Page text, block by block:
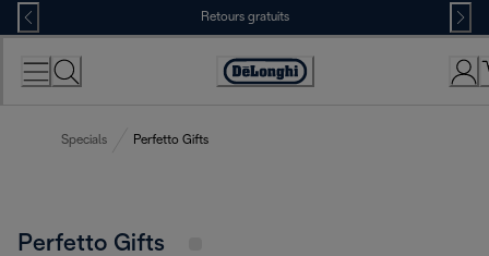
Skip
to
Content
Retours gratuits
Déclaration
Specials Perfetto Gifts
Perfetto Gifts